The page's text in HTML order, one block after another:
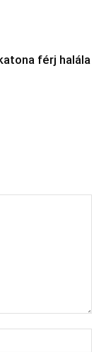
férj halála